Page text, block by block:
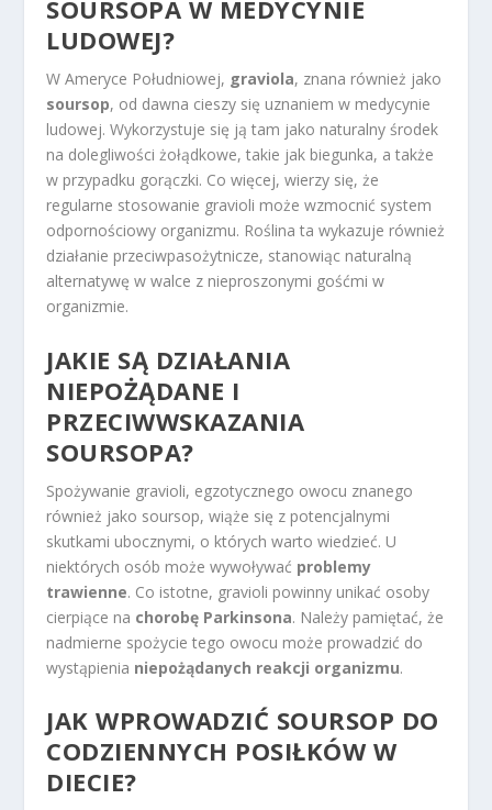
SOURSOPA W MEDYCYNIE
LUDOWEJ?
W Ameryce Południowej, graviola, znana również jako
soursop, od dawna cieszy się uznaniem w medycynie
ludowej. Wykorzystuje się ją tam jako naturalny środek
na dolegliwości żołądkowe, takie jak biegunka, a także
w przypadku gorączki. Co więcej, wierzy się, że
regularne stosowanie gravioli może wzmocnić system
odpornościowy organizmu. Roślina ta wykazuje również
działanie przeciwpasożytnicze, stanowiąc naturalną
alternatywę w walce z nieproszonymi gośćmi w
organizmie.
JAKIE SĄ DZIAŁANIA
NIEPOŻĄDANE I
PRZECIWWSKAZANIA
SOURSOPA?
Spożywanie gravioli, egzotycznego owocu znanego
również jako soursop, wiąże się z potencjalnymi
skutkami ubocznymi, o których warto wiedzieć. U
niektórych osób może wywoływać problemy
trawienne. Co istotne, gravioli powinny unikać osoby
cierpiące na chorobę Parkinsona. Należy pamiętać, że
nadmierne spożycie tego owocu może prowadzić do
wystąpienia niepożądanych reakcji organizmu.
JAK WPROWADZIĆ SOURSOP DO
CODZIENNYCH POSIŁKÓW W
DIECIE?